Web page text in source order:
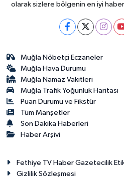
olarak sizlere bölgenin en iyi
Muğla Nöbetçi Eczaneler
Muğla Hava Durumu
Muğla Namaz Vakitleri
Muğla Trafik Yoğunluk Haritası
Puan Durumu ve Fikstür
Tüm Manşetler
Son Dakika Haberleri
Haber Arşivi
Fethiye TV Haber Gazetecilik
Gizlilik Sözleşmesi